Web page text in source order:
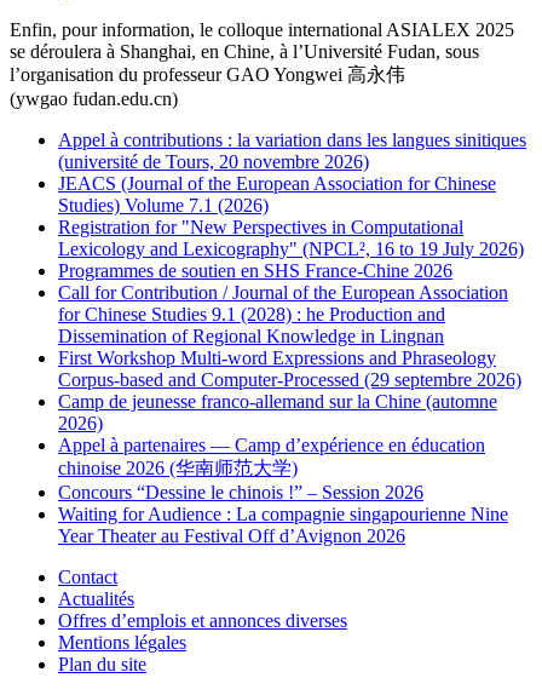
Enfin, pour information, le colloque international ASIALEX 2025
se déroulera à Shanghai, en Chine, à l’Université Fudan, sous
l’organisation du professeur GAO Yongwei 高永伟
(ywgao fudan.edu.cn)
Appel à contributions : la variation dans les langues sinitiques
(université de Tours, 20 novembre 2026)
JEACS (Journal of the European Association for Chinese
Studies) Volume 7.1 (2026)
Registration for "New Perspectives in Computational
Lexicology and Lexicography" (NPCL², 16 to 19 July 2026)
Programmes de soutien en SHS France-Chine 2026
Call for Contribution / Journal of the European Association
for Chinese Studies 9.1 (2028) : he Production and
Dissemination of Regional Knowledge in Lingnan
First Workshop Multi-word Expressions and Phraseology
Corpus-based and Computer-Processed (29 septembre 2026)
Camp de jeunesse franco-allemand sur la Chine (automne
2026)
Appel à partenaires — Camp d’expérience en éducation
chinoise 2026 (华南师范大学)
Concours “Dessine le chinois !” – Session 2026
Waiting for Audience : La compagnie singapourienne Nine
Year Theater au Festival Off d’Avignon 2026
Contact
Actualités
Offres d’emplois et annonces diverses
Mentions légales
Plan du site